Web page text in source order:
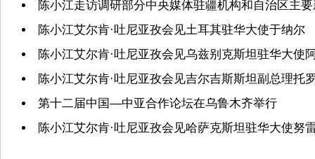
陈小江走访调研部分中央媒体驻疆机构和自治区主
陈小江艾尔肯·吐尼亚孜会见土耳其驻华大使于纳尔
陈小江艾尔肯·吐尼亚孜会见乌兹别克斯坦驻华大使
陈小江艾尔肯·吐尼亚孜会见吉尔吉斯斯坦副总理托
第十二届中国—中亚合作论坛在乌鲁木齐举行
陈小江艾尔肯·吐尼亚孜会见哈萨克斯坦驻华大使努